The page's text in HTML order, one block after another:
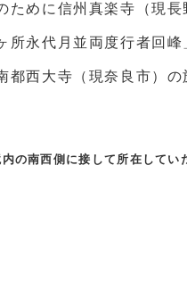
ために信州真楽寺（現
永代月並両度行者回峰
都西大寺（現奈良市）の
の南西側に接して所在してい